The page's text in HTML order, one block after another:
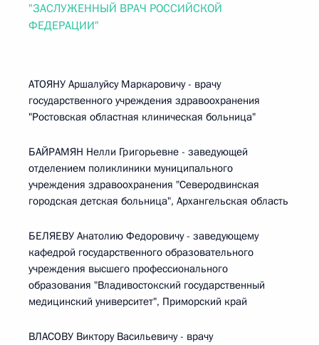
"ЗАСЛУЖЕННЫЙ ВРАЧ РОССИЙСКОЙ
ФЕДЕРАЦИИ"
АТОЯНУ Аршалуйсу Маркаровичу - врачу
государственного учреждения здравоохранения
"Ростовская областная клиническая больница"
БАЙРАМЯН Нелли Григорьевне - заведующей
отделением поликлиники муниципального
учреждения здравоохранения "Северодвинская
городская детская больница", Архангельская область
БЕЛЯЕВУ Анатолию Федоровичу - заведующему
кафедрой государственного образовательного
учреждения высшего профессионального
образования "Владивостокский государственный
медицинский университет", Приморский край
ВЛАСОВУ Виктору Васильевичу - врачу